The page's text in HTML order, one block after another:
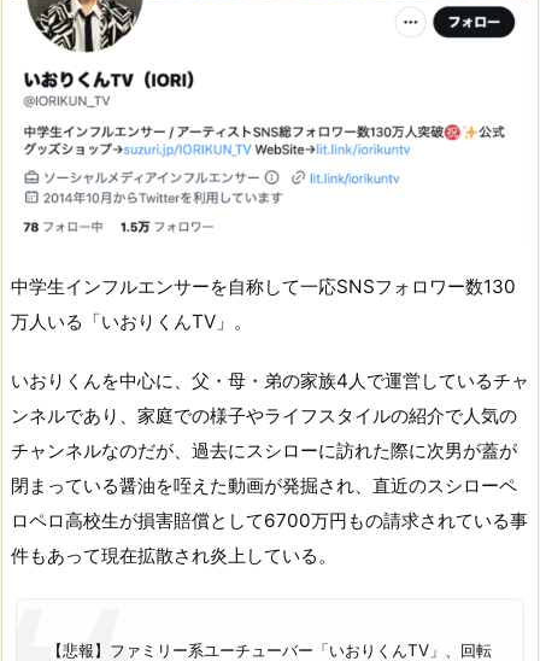
中学生インフルエンサーを自称して一応SNSフォロワー数130
万人いる「いおりくんTV」。
いおりくんを中心に、父・母・弟の家族4人で運営しているチャ
ンネルであり、家庭での様子やライフスタイルの紹介で人気の
チャンネルなのだが、過去にスシローに訪れた際に次男が蓋が
閉まっている醤油を咥えた動画が発掘され、直近のスシローペ
ロペロ高校生が損害賠償として6700万円もの請求されている事
件もあって現在拡散され炎上している。
【悲報】ファミリー系ユーチューバー「いおりくんTV」、回転